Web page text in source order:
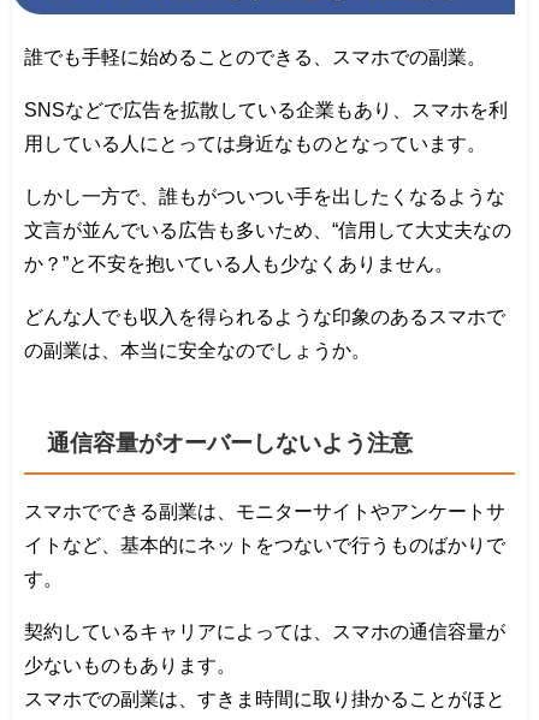
誰でも手軽に始めることのできる、スマホでの副業。
SNSなどで広告を拡散している企業もあり、スマホを利
用している人にとっては身近なものとなっています。
しかし一方で、誰もがついつい手を出したくなるような
文言が並んでいる広告も多いため、“信用して大丈夫なの
か？”と不安を抱いている人も少なくありません。
どんな人でも収入を得られるような印象のあるスマホで
の副業は、本当に安全なのでしょうか。
通信容量がオーバーしないよう注意
スマホでできる副業は、モニターサイトやアンケートサ
イトなど、基本的にネットをつないで行うものばかりで
す。
契約しているキャリアによっては、スマホの通信容量が
少ないものもあります。
スマホでの副業は、すきま時間に取り掛かることがほと